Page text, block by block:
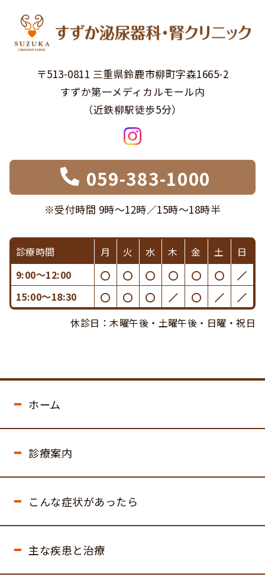
〒513-0811 三重県鈴鹿市柳町字森1665-2
すずか第一メディカルモール内
（近鉄柳駅徒歩5分）
059-383-1000
※受付時間 9時〜12時／15時〜18時半
診療時間 月 火 水 木 金 土
日
9:00〜12:00
15:00〜18:30
休診日：木曜午後・土曜午後・日曜・祝日
ホーム
診療案内
こんな症状があったら
主な疾患と治療